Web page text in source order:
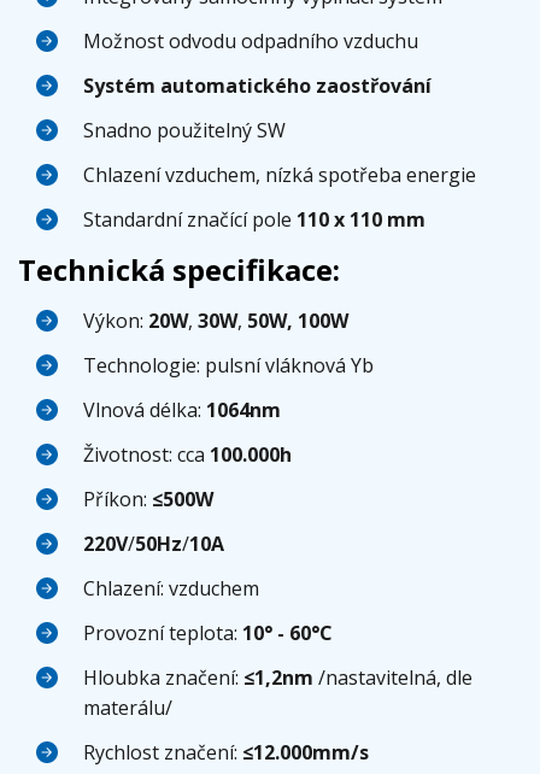
Možnost odvodu odpadního vzduchu
Systém automatického zaostřování
Snadno použitelný SW
Chlazení vzduchem, nízká spotřeba energie
Standardní značící pole 110 x 110 mm
Technická specifikace:
Výkon: 20W, 30W, 50W, 100W
Technologie: pulsní vláknová Yb
Vlnová délka: 1064nm
Životnost: cca 100.000h
Příkon: ≤500W
220V/50Hz/10A
Chlazení: vzduchem
Provozní teplota: 10° - 60°C
Hloubka značení: ≤1,2nm /nastavitelná, dle
materálu/
Rychlost značení: ≤12.000mm/s